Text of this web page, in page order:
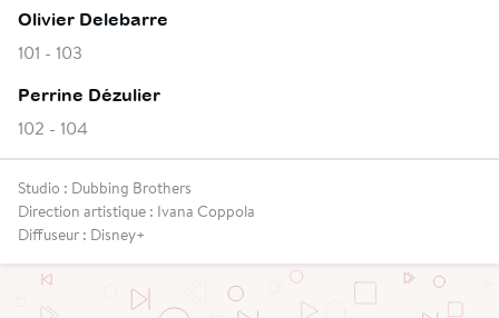
Olivier Delebarre
101 - 103
Perrine Dézulier
102 - 104
Studio : Dubbing Brothers
Direction artistique : Ivana Coppola
Diffuseur : Disney+